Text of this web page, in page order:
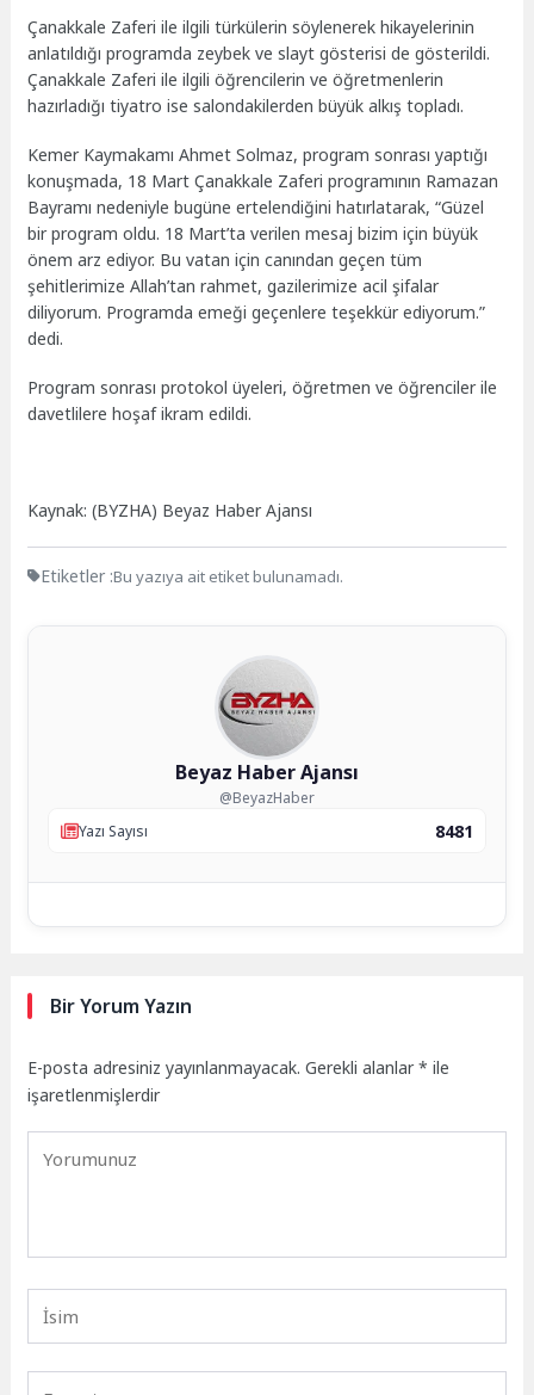
Çanakkale Zaferi ile ilgili türkülerin söylenerek hikayelerinin
anlatıldığı programda zeybek ve slayt gösterisi de gösterildi.
Çanakkale Zaferi ile ilgili öğrencilerin ve öğretmenlerin
hazırladığı tiyatro ise salondakilerden büyük alkış topladı.
Kemer Kaymakamı Ahmet Solmaz, program sonrası yaptığı
konuşmada, 18 Mart Çanakkale Zaferi programının Ramazan
Bayramı nedeniyle bugüne ertelendiğini hatırlatarak, “Güzel
bir program oldu. 18 Mart’ta verilen mesaj bizim için büyük
önem arz ediyor. Bu vatan için canından geçen tüm
şehitlerimize Allah’tan rahmet, gazilerimize acil şifalar
diliyorum. Programda emeği geçenlere teşekkür ediyorum.”
dedi.
Program sonrası protokol üyeleri, öğretmen ve öğrenciler ile
davetlilere hoşaf ikram edildi.
Kaynak: (BYZHA) Beyaz Haber Ajansı
Etiketler :Bu yazıya ait etiket bulunamadı.
Beyaz Haber Ajansı
@BeyazHaber
Yazı Sayısı
8481
Bir Yorum Yazın
E-posta adresiniz yayınlanmayacak. Gerekli alanlar* ile
işaretlenmişlerdir